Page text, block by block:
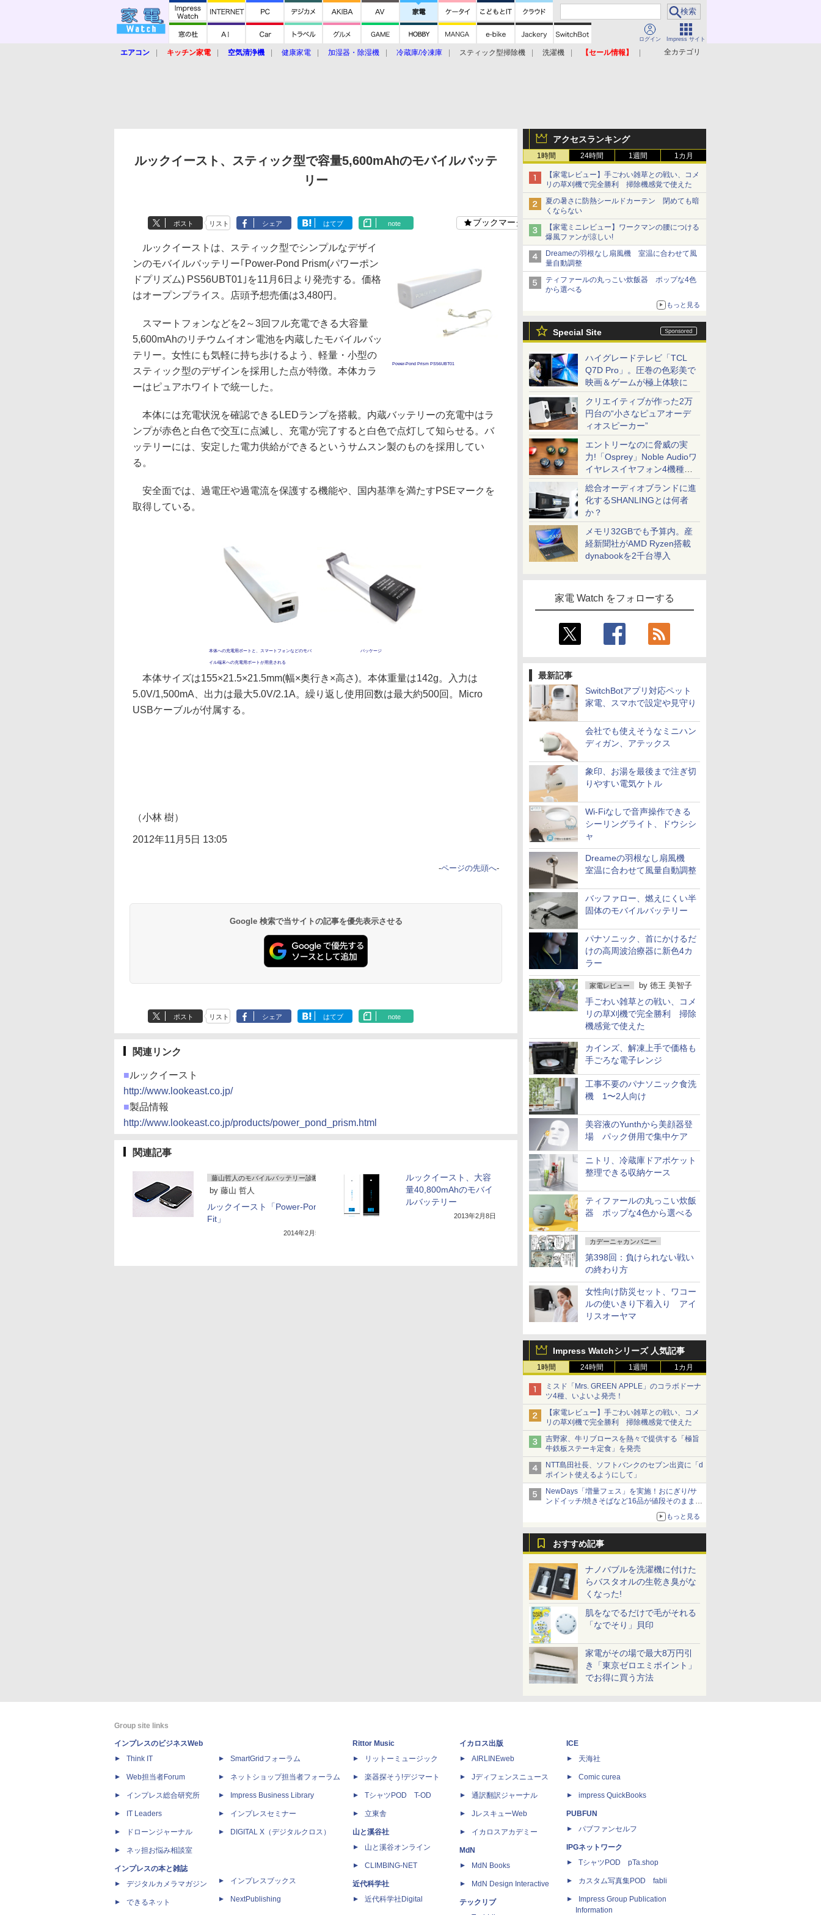
ログイン Impress サイト
全カテゴリ
エアコン キッチン家電 空気清浄機 健康家電 加湿器・除湿機 冷蔵庫/冷凍庫 スティック型掃除機 洗濯機
【セール情報】
アクセスランキング
1時間 24時間 1週間 1カ月
【家電レビュー】手ごわい雑草との戦い、コメ
リの草刈機で完全勝利 掃除機感覚で使えた
夏の暑さに防熱シールドカーテン 閉めても暗
くならない
【家電ミニレビュー】ワークマンの腰につける
爆風ファンが涼しい!
Dreameの羽根なし扇風機 室温に合わせて風
量自動調整
ティファールの丸っこい炊飯器 ポップな4色
から選べる
もっと見る
Special Site
ハイグレードテレビ「TCL
Q7D Pro」。圧巻の色彩美で
映画＆ゲームが極上体験に
クリエイティブが作った2万
円台の“小さなピュアオーデ
ィオスピーカー”
エントリーなのに脅威の実
力!「Osprey」Noble Audioワ
イヤレスイヤフォン4機種を
一気に聴く
総合オーディオブランドに進
化するSHANLINGとは何者
か？
メモリ32GBでも予算内。産
経新聞社がAMD Ryzen搭載
dynabookを2千台導入
家電 Watch をフォローする
最新記事
SwitchBotアプリ対応ペット
家電、スマホで設定や見守り
会社でも使えそうなミニハン
ディガン、アテックス
象印、お湯を最後まで注ぎ切
りやすい電気ケトル
Wi-Fiなしで音声操作できる
シーリングライト、ドウシシ
ャ
Dreameの羽根なし扇風機
室温に合わせて風量自動調整
バッファロー、燃えにくい半
固体のモバイルバッテリー
パナソニック、首にかけるだ
けの高周波治療器に新色4カ
ラー
家電レビュー by 徳王 美智子
手ごわい雑草との戦い、コメ
リの草刈機で完全勝利 掃除
機感覚で使えた
カインズ、解凍上手で価格も
手ごろな電子レンジ
工事不要のパナソニック食洗
機 1〜2人向け
美容液のYunthから美顔器登
場 パック併用で集中ケア
ニトリ、冷蔵庫ドアポケット
整理できる収納ケース
ティファールの丸っこい炊飯
器 ポップな4色から選べる
カデーニャカンパニー
第398回：負けられない戦い
の終わり方
女性向け防災セット、ワコー
ルの使いきり下着入り アイ
リスオーヤマ
Impress Watchシリーズ 人気記事
1時間 24時間 1週間 1カ月
ミスド「Mrs. GREEN APPLE」のコラボドーナ
ツ4種、いよいよ発売！
【家電レビュー】手ごわい雑草との戦い、コメ
リの草刈機で完全勝利 掃除機感覚で使えた
吉野家、牛リブロースを熱々で提供する「極旨
牛鉄板ステーキ定食」を発売
NTT島田社長、ソフトバンクのセブン出資に「d
ポイント使えるようにして」
NewDays「増量フェス」を実施！おにぎり/サ
ンドイッチ/焼きそばなど16品が値段そのままで
もっと見る
おすすめ記事
ナノバブルを洗濯機に付けた
らバスタオルの生乾き臭がな
くなった!
肌をなでるだけで毛がそれる
「なでそり」貝印
家電がその場で最大8万円引
き「東京ゼロエミポイント」
でお得に買う方法
ルックイースト、スティック型で容量5,600mAhのモバイルバッテ
リー
ポスト リスト シェア はてブ note ブックマーク
Power-Pond Prism PS56UBT01
ルックイーストは、スティック型でシンプルなデザイ
ンのモバイルバッテリー｢Power-Pond Prism(パワーポン
ドプリズム) PS56UBT01｣を11月6日より発売する。価格
はオープンプライス。店頭予想売価は3,480円。
スマートフォンなどを2～3回フル充電できる大容量
5,600mAhのリチウムイオン電池を内蔵したモバイルバッ
テリー。女性にも気軽に持ち歩けるよう、軽量・小型の
スティック型のデザインを採用した点が特徴。本体カラ
ーはピュアホワイトで統一した。
本体には充電状況を確認できるLEDランプを搭載。内蔵バッテリーの充電中はラ
ンプが赤色と白色で交互に点滅し、充電が完了すると白色で点灯して知らせる。バ
ッテリーには、安定した電力供給ができるというサムスン製のものを採用してい
る。
安全面では、過電圧や過電流を保護する機能や、国内基準を満たすPSEマークを
取得している。
本体への充電用ポートと、スマートフォンなどのモバ
イル端末への充電用ポートが用意される
パッケージ
本体サイズは155×21.5×21.5mm(幅×奥行き×高さ)。本体重量は142g。入力は
5.0V/1,500mA、出力は最大5.0V/2.1A。繰り返し使用回数は最大約500回。Micro
USBケーブルが付属する。
（小林 樹）
2012年11月5日 13:05
-ページの先頭へ-
Google 検索で当サイトの記事を優先表示させる
ポスト リスト シェア はてブ note
関連リンク
■ルックイースト
http://www.lookeast.co.jp/
■製品情報
http://www.lookeast.co.jp/products/power_pond_prism.html
関連記事
藤山哲人のモバイルバッテリー診断
by 藤山 哲人
ルックイースト「Power-Pond
Fit」
2014年2月5日
ルックイースト、大容
量40,800mAhのモバイ
ルバッテリー
2013年2月8日
Group site links
インプレスのビジネスWeb
Think IT
Web担当者Forum
インプレス総合研究所
IT Leaders
ドローンジャーナル
ネッ担お悩み相談室
インプレスの本と雑誌
デジタルカメラマガジン
できるネット
SmartGridフォーラム
ネットショップ担当者フォーラム
Impress Business Library
インプレスセミナー
DIGITAL X（デジタルクロス）
インプレスブックス
NextPublishing
Rittor Music
リットーミュージック
楽器探そう!デジマート
TシャツPOD T-OD
立東舎
山と溪谷社
山と溪谷オンライン
CLIMBING-NET
近代科学社
近代科学社Digital
イカロス出版
AIRLINEweb
Jディフェンスニュース
通訳翻訳ジャーナル
JレスキューWeb
イカロスアカデミー
MdN
MdN Books
MdN Design Interactive
テックリブ
ICE
天海社
Comic curea
impress QuickBooks
PUBFUN
パブファンセルフ
IPGネットワーク
TシャツPOD pTa.shop
カスタム写真集POD fabli
Impress Group Publication
Information